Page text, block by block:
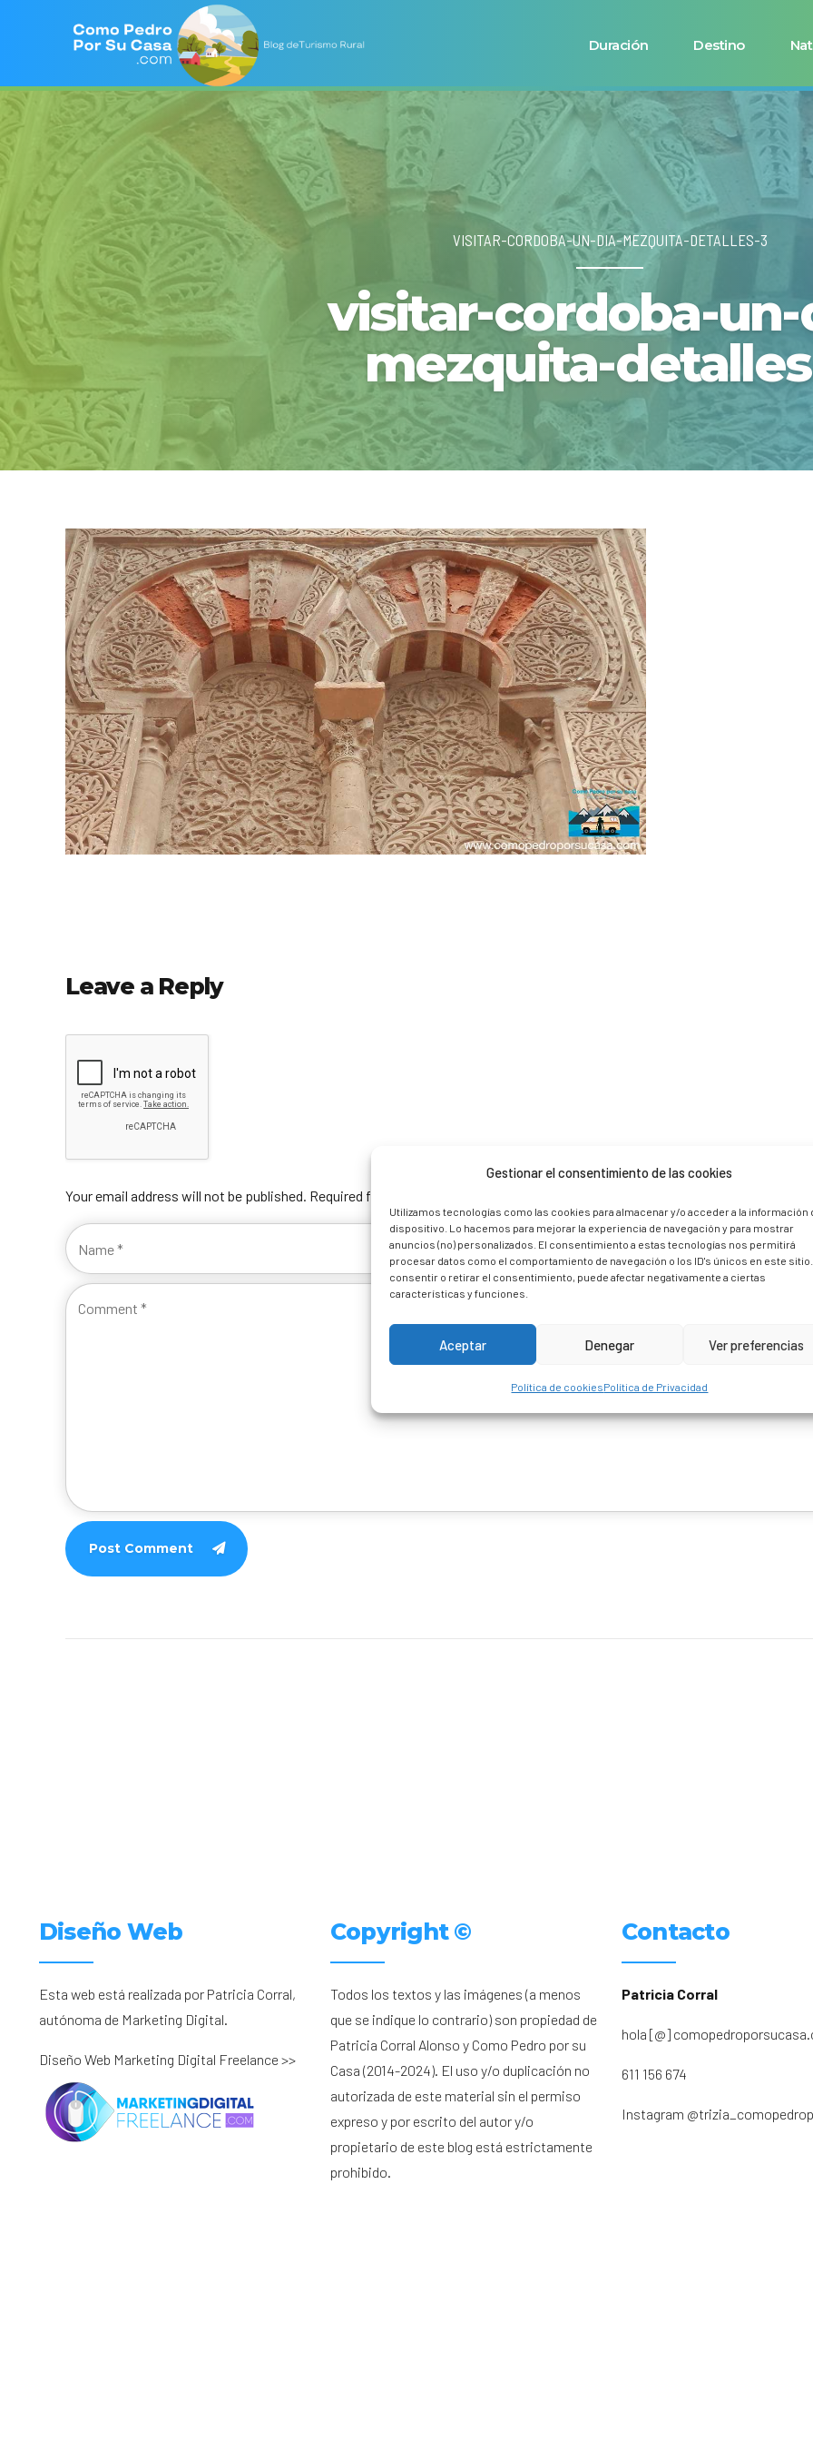
Gestionar el consentimiento de las cookies
Utilizamos tecnologías como las cookies para almacenar y/o acceder a la información
dispositivo. Lo hacemos para mejorar la experiencia de navegación y para mostrar
anuncios (no) personalizados. El consentimiento a estas tecnologías nos permitirá
procesar datos como el comportamiento de navegación o los ID's únicos en este
consentir o retirar el consentimiento, puede afectar negativamente a ciertas
características y funciones.
Aceptar Denegar Ver preferencias
Política de cookiesPolítica de Privacidad
Duración Destino
VISITAR-CORDOBA-UN-DIA-MEZQUITA-DETALLES-3
visitar-cordoba-un-
mezquita-
Leave a Reply
Your email address will not be published. Required fields are marked *
Post Comment
Diseño Web
Esta web está realizada por Patricia Corral,
autónoma de Marketing Digital.
Diseño Web Marketing Digital Freelance >>
Copyright ©
Todos los textos y las imágenes (a menos
que se indique lo contrario) son propiedad de
Patricia Corral Alonso y Como Pedro por su
Casa (2014-2024). El uso y/o duplicación no
autorizada de este material sin el permiso
expreso y por escrito del autor y/o
propietario de este blog está estrictamente
prohibido.
Contacto
Patricia Corral
hola [@]
611 156 674
Instagram